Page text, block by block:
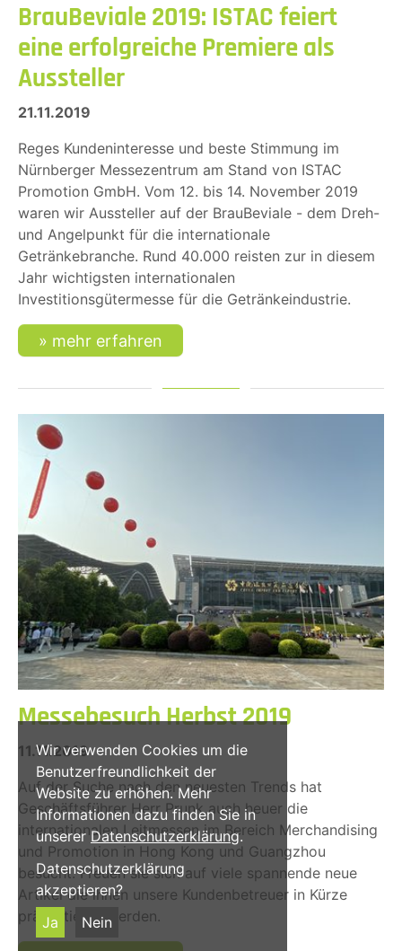
Wir verwenden Cookies um die
Benutzerfreundlichkeit der
Website zu erhöhen. Mehr
Informationen dazu finden Sie in
unsererDatenschutzerklärung.
Datenschutzerklärung
akzeptieren?
Ja
Nein
BrauBeviale 2019: ISTAC feiert
eine erfolgreiche Premiere als
Aussteller
21.11.2019
Reges Kundeninteresse und beste Stimmung im
Nürnberger Messezentrum am Stand von ISTAC
Promotion GmbH. Vom 12. bis 14. November 2019
waren wir Aussteller auf der BrauBeviale - dem Dreh-
und Angelpunkt für die internationale
Getränkebranche. Rund 40.000 reisten zur in diesem
Jahr wichtigsten internationalen
Investitionsgütermesse für die Getränkeindustrie.
mehr erfahren
Messebesuch Herbst 2019
11.11.2019
Auf der Suche nach den neuesten Trends hat
Geschäftsführer Herr Prunk auch heuer die
internationalen Leitmessen im Bereich Merchandising
und Promotion in Hong Kong und Guangzhou
besucht. Freuen sie sich auf viele spannende neue
Artikel die ihnen unsere Kundenbetreuer in Kürze
präsentieren werden.